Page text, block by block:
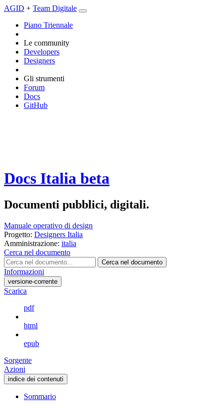
AGID + Team Digitale
Piano Triennale
Le community
Developers
Designers
Gli strumenti
Forum
Docs
GitHub
Docs Italia beta
Documenti pubblici, digitali.
Manuale operativo di design
Progetto: Designers Italia
Amministrazione: italia
Cerca nel documento
Cerca nel documento
Informazioni
versione-corrente
Scarica
pdf
html
epub
Sorgente
Azioni
indice dei contenuti
Sommario